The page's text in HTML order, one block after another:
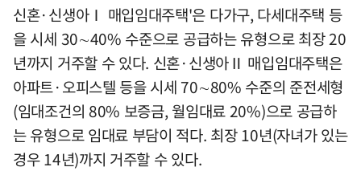
신혼·신생아Ⅰ 매입임대주택'은 다가구, 다세대주택 등
을 시세 30∼40% 수준으로 공급하는 유형으로 최장 20
년까지 거주할 수 있다. 신혼·신생아Ⅱ 매입임대주택은
아파트·오피스텔 등을 시세 70∼80% 수준의 준전세형
(임대조건의 80% 보증금, 월임대료 20%)으로 공급하
는 유형으로 임대료 부담이 적다. 최장 10년(자녀가 있는
경우 14년)까지 거주할 수 있다.